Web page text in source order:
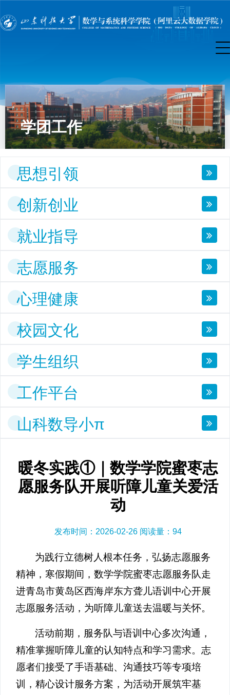
学团工作
思想引领
创新创业
就业指导
志愿服务
心理健康
校园文化
学生组织
工作平台
山科数导小π
暖冬实践①｜数学学院蜜枣志
愿服务队开展听障儿童关爱活
动
发布时间：2026-02-26 阅读量： 94
为践行立德树人根本任务，弘扬志愿服务
精神，寒假期间，数学学院蜜枣志愿服务队走
进青岛市黄岛区西海岸东方聋儿语训中心开展
志愿服务活动，为听障儿童送去温暖与关怀。
活动前期，服务队与语训中心多次沟通，
精准掌握听障儿童的认知特点和学习需求。志
愿者们接受了手语基础、沟通技巧等专项培
训，精心设计服务方案，为活动开展筑牢基